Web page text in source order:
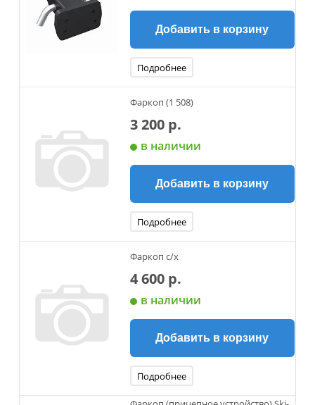
Добавить в корзину
Подробнее
Фаркоп (1 508)
3 200 р.
в наличии
Добавить в корзину
Подробнее
Фаркоп с/х
4 600 р.
в наличии
Добавить в корзину
Подробнее